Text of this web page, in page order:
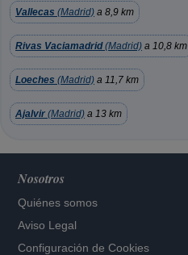
Vallecas (Madrid) a 8,9 km
Rivas Vaciamadrid(Madrid) a 10,8 km
Loeches (Madrid) a 11,7 km
Ajalvir (Madrid) a 13 km
Nosotros
Quiénes somos
Aviso Legal
Configuración de Cookies